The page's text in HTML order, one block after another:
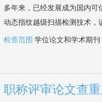
多年来，已经发展成为国内
动态指纹越级扫描检测技术，
检查范围 学位论文和学术期刊
职称评审论文查